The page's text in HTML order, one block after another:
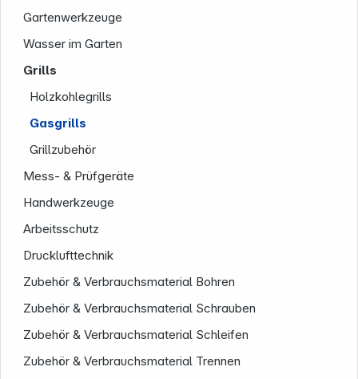
Gartenwerkzeuge
Wasser im Garten
Grills
Holzkohlegrills
Gasgrills
Grillzubehör
Mess- & Prüfgeräte
Handwerkzeuge
Arbeitsschutz
Drucklufttechnik
Zubehör & Verbrauchsmaterial Bohren
Zubehör & Verbrauchsmaterial Schrauben
Zubehör & Verbrauchsmaterial Schleifen
Zubehör & Verbrauchsmaterial Trennen
Informationen